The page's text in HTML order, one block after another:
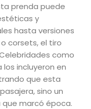
prenda puede
y
hasta versiones
corsets, el tiro
como
los incluyeron en
que esta
sino un
marcó época.